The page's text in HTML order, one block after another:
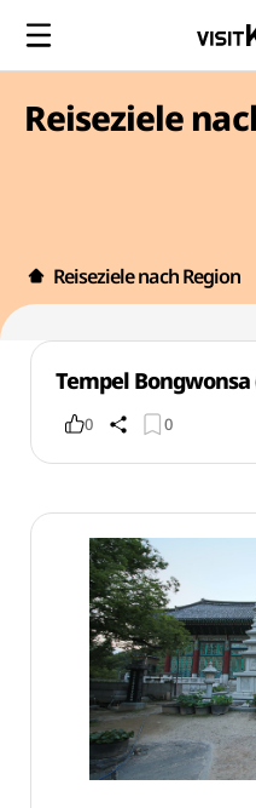
Reiseziele
Reiseziele nach Region
Tempel Bongwonsa
0 0